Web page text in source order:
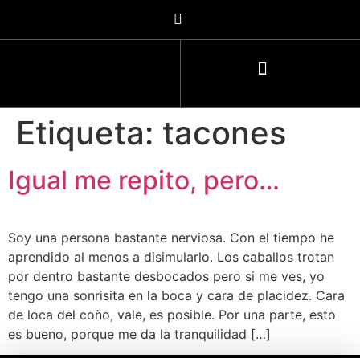
Etiqueta: tacones
Igual me repito, pero…
Soy una persona bastante nerviosa. Con el tiempo he
aprendido al menos a disimularlo. Los caballos trotan
por dentro bastante desbocados pero si me ves, yo
tengo una sonrisita en la boca y cara de placidez. Cara
de loca del coño, vale, es posible. Por una parte, esto
es bueno, porque me da la tranquilidad […]